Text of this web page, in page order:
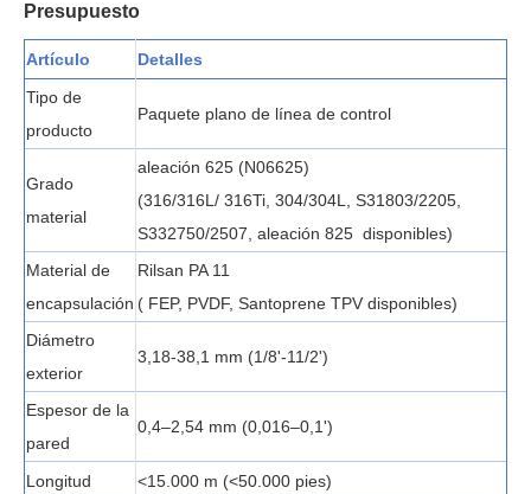
Presupuesto
Artículo
Detalles
Tipo de
producto
Paquete plano de línea de control
Grado
material
aleación 625 (N06625)
(316/316L/ 316Ti, 304/304L, S31803/2205,
S332750/2507, aleación 825 disponibles)
Material de
encapsulación
Rilsan PA 11
( FEP, PVDF, Santoprene TPV disponibles)
Diámetro
exterior
3,18-38,1 mm (1/8'-11/2')
Espesor de la
pared
0,4–2,54 mm (0,016–0,1')
Longitud <15.000 m (<50.000 pies)